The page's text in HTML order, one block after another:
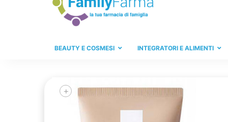
BEAUTY E COSMESI INTEGRATORI E ALIMENTI
+